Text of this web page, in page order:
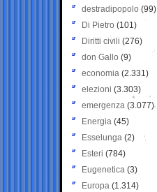
destradipopolo (99)
Di Pietro (101)
Diritti civili (276)
don Gallo (9)
economia (2.331)
elezioni (3.303)
emergenza (3.077)
Energia (45)
Esselunga (2)
Esteri (784)
Eugenetica (3)
Europa (1.314)